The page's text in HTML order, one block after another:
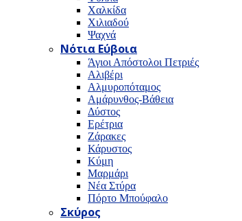
Χαλκίδα
Χιλιαδού
Ψαχνά
Νότια Εύβοια
Άγιοι Απόστολοι Πετριές
Αλιβέρι
Αλμυροπόταμος
Αμάρυνθος-Βάθεια
Δύστος
Ερέτρια
Ζάρακες
Κάρυστος
Κύμη
Μαρμάρι
Νέα Στύρα
Πόρτο Μπούφαλο
Σκύρος